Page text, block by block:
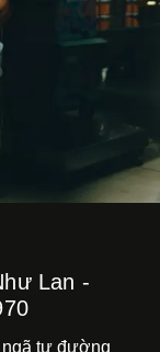
Lan -
ngã tư đường